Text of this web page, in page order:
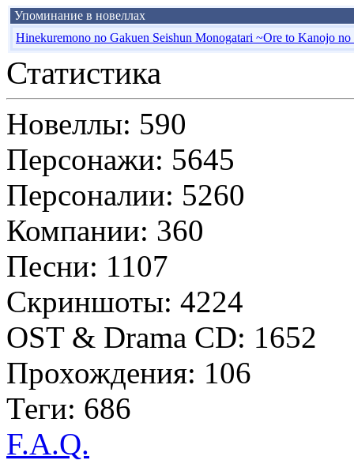
Упоминание в новеллах
Hinekuremono no Gakuen Seishun Monogatari ~Ore to Kanojo no
Статистика
Новеллы: 590
Персонажи: 5645
Персоналии: 5260
Компании: 360
Песни: 1107
Скриншоты: 4224
OST & Drama CD: 1652
Прохождения: 106
Теги: 686
F.A.Q.